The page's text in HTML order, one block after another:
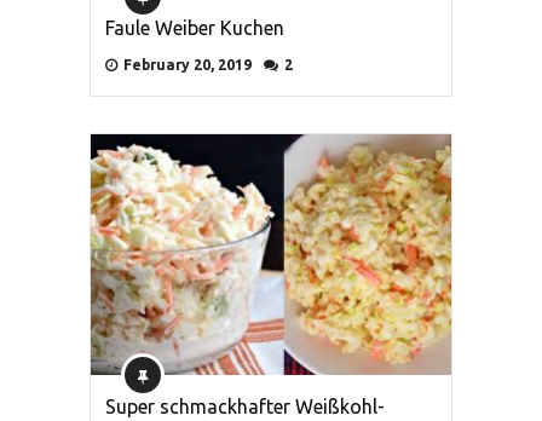
Faule Weiber Kuchen
February 20, 2019 2
Super schmackhafter Weißkohl-